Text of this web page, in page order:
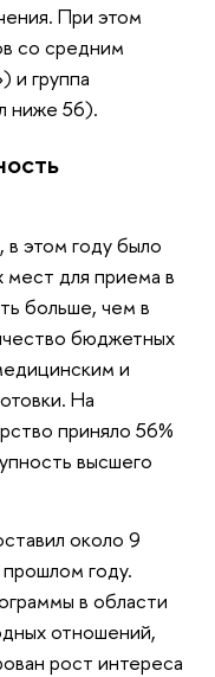
При этом
со средним
и группа
ниже 56).
в этом году было
для приема в
больше, чем в
бюджетных
и
На
приняло 56%
высшего
около 9
году.
в области
отношений,
рост интереса